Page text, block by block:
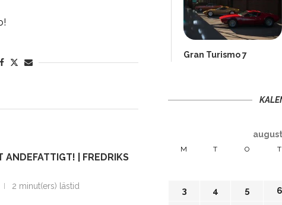
ANDEFATTIGT! | FREDRIKS
2 minut(ers) lästid
Gran Turismo 7
M T O T
3
4 5 6